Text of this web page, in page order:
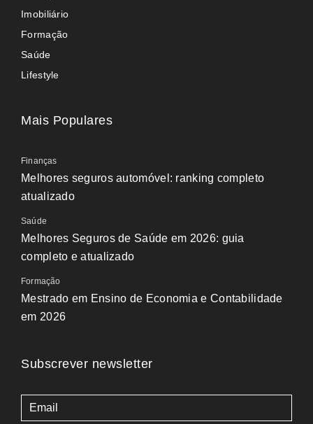
Imobiliário
Formação
Saúde
Lifestyle
Mais Populares
Finanças
Melhores seguros automóvel: ranking completo
atualizado
Saúde
Melhores Seguros de Saúde em 2026: guia
completo e atualizado
Formação
Mestrado em Ensino de Economia e Contabilidade
em 2026
Subscrever newsletter